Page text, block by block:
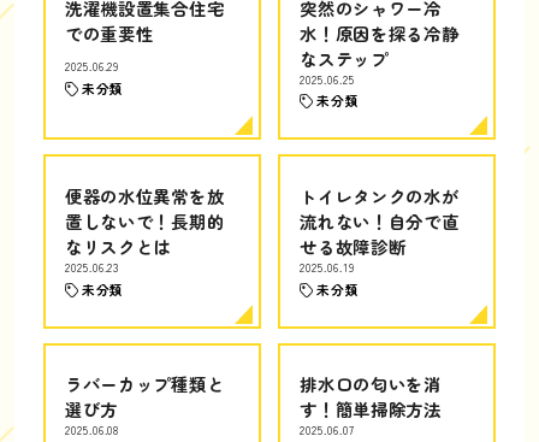
洗濯機設置集合住宅
での重要性
2025.06.29
未分類
突然のシャワー冷
水！原因を探る冷静
なステップ
2025.06.25
未分類
便器の水位異常を放
置しないで！長期的
なリスクとは
2025.06.23
未分類
トイレタンクの水が
流れない！自分で直
せる故障診断
2025.06.19
未分類
ラバーカップ種類と
選び方
2025.06.08
排水口の匂いを消
す！簡単掃除方法
2025.06.07